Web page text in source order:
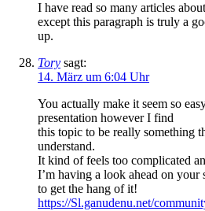
I have read so many articles
except this paragraph is truly a
up.
Tory sagt:
14. März um 6:04 Uhr
You actually make it seem so
presentation however I find
this topic to be really something
understand.
It kind of feels too complicated
I’m having a look ahead on
to get the hang of it!
https://Sl.ganudenu.net/